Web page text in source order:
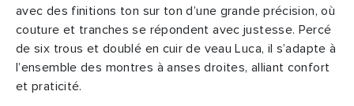
avec des finitions ton sur ton d’une grande précision, où
couture et tranches se répondent avec justesse. Percé
de six trous et doublé en cuir de veau Luca, il s’adapte à
l’ensemble des montres à anses droites, alliant confort
et praticité.